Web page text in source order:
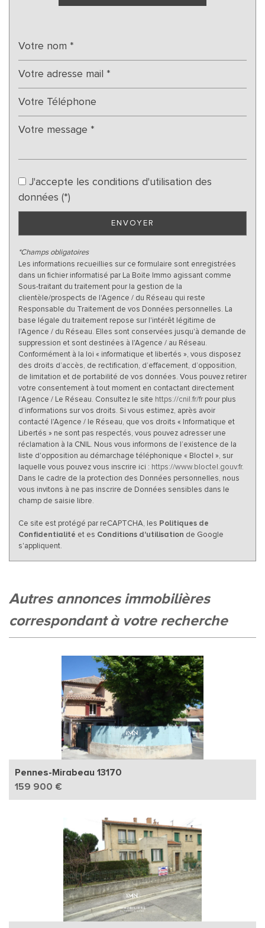
J'accepte les conditions d'utilisation des
données (*)
ENVOYER
*Champs obligatoires
Les informations recueillies sur ce formulaire sont enregistrées
dans un fichier informatisé par La Boite Immo agissant comme
Sous-traitant du traitement pour la gestion de la
clientèle/prospects de l'Agence / du Réseau qui reste
Responsable du Traitement de vos Données personnelles. La
base légale du traitement repose sur l'intérêt légitime de
l'Agence / du Réseau. Elles sont conservées jusqu'à demande de
suppression et sont destinées à l'Agence / au Réseau.
Conformément à la loi « informatique et libertés », vous disposez
des droits d’accès, de rectification, d’effacement, d’opposition,
de limitation et de portabilité de vos données. Vous pouvez retirer
votre consentement à tout moment en contactant directement
l’Agence / Le Réseau. Consultez le site https://cnil.fr/fr pour plus
d’informations sur vos droits. Si vous estimez, après avoir
contacté l'Agence / le Réseau, que vos droits « Informatique et
Libertés » ne sont pas respectés, vous pouvez adresser une
réclamation à la CNIL. Nous vous informons de l’existence de la
liste d'opposition au démarchage téléphonique « Bloctel », sur
laquelle vous pouvez vous inscrire ici : https://www.bloctel.gouv.fr.
Dans le cadre de la protection des Données personnelles, nous
vous invitons à ne pas inscrire de Données sensibles dans le
champ de saisie libre.
Ce site est protégé par reCAPTCHA, les Politiques de
Confidentialité et es Conditions d'utilisation de Google
s'appliquent.
autres annonces immobilières
correspondant à votre recherche
Pennes-Mirabeau 13170
159 900 €